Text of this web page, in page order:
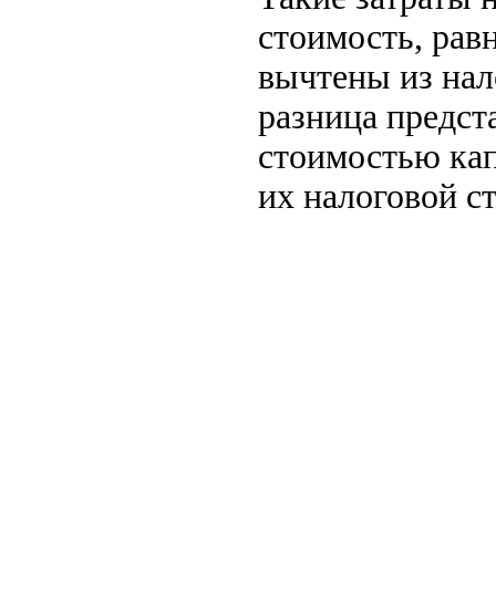
стоимость,
вычтены из
разница
стоимостью
их налоговой